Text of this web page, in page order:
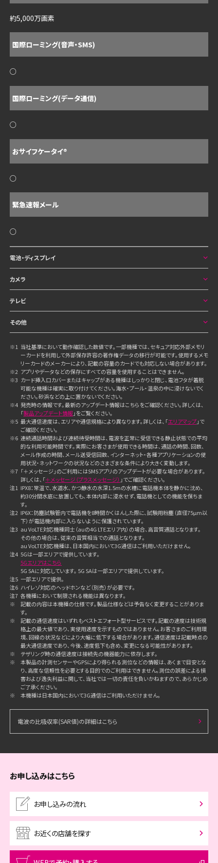
約5,000万画素
国際ローミング(音声・SMS)
○
国際ローミング(データ通信)
○
おサイフケータイ®
○
緊急速報メール
○
電池・ディスプレイ
カメラ
テレビ
その他
※1 当社基準において動作確認した数値です。一部機種では、セキュア対応外部メモリ
ーカードを利用して外部保存許容の著作権データの移行が可能です。使用するメモ
リーカードのメーカーにより、記載の容量のカードでも対応しない場合があります。
※2 アプリやデータなどの保存にすべての容量を使用することはできません。
※3 カード挿入口カバーまたはキャップがある機種はしっかりと閉じ、電池フタが着脱
可能な機種は確実に取り付けてください。海水・プール・温泉の中に浸けないでく
ださい。砂浜などの上に置かないでください。
※4 発売時の情報です。最新のアップデート情報はこちらをご確認ください。詳しくは、
「製品アップデート情報 」をご覧ください。
※5 最大通信速度は、エリアや通信規格により異なります。詳しくは、「エリアマップ」で
ご確認ください。
※6 連続通話時間および連続待受時間は、電波を正常に受信できる静止状態での平均
的な利用可能時間です。実際にお客さまが使用できる時間は、通話の時間、回数、
メール作成の時間、メール送受信回数、インターネット・各種アプリケーションの使
用状況・ネットワークの状況などのさまざまな条件により大きく変動します。
※7 「＋メッセージ」のご利用にはSMSアプリのアップデートが必要な場合があります。
詳しくは、「＋メッセージ（プラスメッセージ） 」でご確認ください。
注1 IPX8：常温で、水道水、かつ静水の水深1.5mの水槽に電話機本体を静かに沈め、
約30分間水底に放置しても、本体内部に浸水せず、電話機としての機能を保ちま
す。
注2 IP6X：防塵試験管内で電話機を8時間かくはんした際に、試験用粉塵（直径75µm以
下）が電話機内部に入らないように保護されています。
注3 au VoLTE対応機種同士（auの4G LTEエリア内）の場合、高音質通話となります。
その他の場合は、従来の音質相当での通話となります。
au VoLTE対応機種は、日本国内において3G通信はご利用いただけません。
注4 5Gは一部エリアで提供しています。
5Gエリアはこちら
5G SAに対応しています。 5G SAは一部エリアで提供しています。
注5 一部エリアで提供。
注6 ハイレゾ対応のヘッドホンなど（別売）が必要です。
注7 各機種において制限される機能は異なります。
※
記載の内容は本機種の仕様です。製品仕様などは予告なく変更することがありま
す。
※
記載の通信速度はいずれもベストエフォート型サービスです。記載の速度は技術規
格上の最大値であり、実使用速度を示すものではありません。お客さまのご利用環
境、回線の状況などにより大幅に低下する場合があります。通信速度は記載時点の
最大通信速度であり、今後、速度低下も含め、変更になる可能性があります。
※
テザリング時の通信速度は接続先の機器能力に依存します。
※
本製品の計測センサーやGPSにより得られる測位などの情報は、あくまで目安とな
り、高度な信頼性を必要とする目的でのご利用はできません。測位の誤差による損
害および逸失利益に関して、当社では一切の責任を負いかねますので、あらかじめ
ご了承ください。
※
本機種は日本国内において3G通信はご利用いただけません。
電波の比吸収率(SAR値)の詳細はこちら
お申し込みはこちら
お申し込みの流れ
お近くの店舗を探す